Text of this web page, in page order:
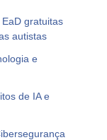
gratuitas
autistas
e
de IA e